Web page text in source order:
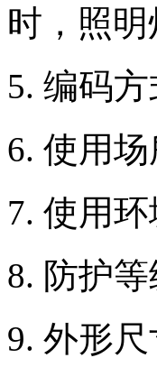
时，照
5. 编码
6. 使用
7. 使用
8. 防护
9. 外形